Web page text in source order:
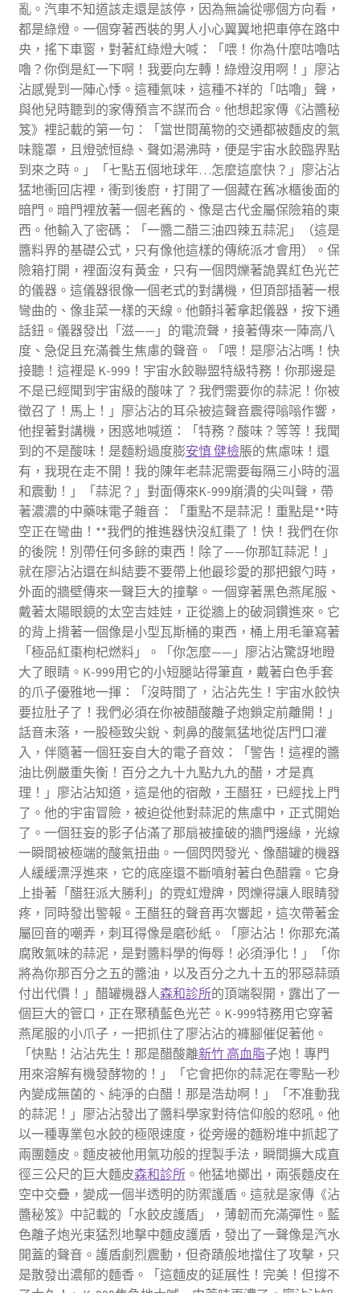
亂。汽車不知道該走還是該停，因為無論從哪個方向看，
都是綠燈。一個穿著西裝的男人小心翼翼地把車停在路中
央，搖下車窗，對著紅綠燈大喊：「喂！你為什麼咕嚕咕
嚕？你倒是紅一下啊！我要向左轉！綠燈沒用啊！」廖沾
沾感覺到一陣心悸。這種氣味，這種不祥的「咕嚕」聲，
與他兒時聽到的家傳預言不謀而合。他想起家傳《沾醬秘
笈》裡記載的第一句：「當世間萬物的交通都被麵皮的氣
味籠罩，且燈號恒綠、聲如湯沸時，便是宇宙水餃臨界點
到來之時。」「七點五個地球年…怎麼這麼快？」廖沾沾
猛地衝回店裡，衝到後廚，打開了一個藏在舊冰櫃後面的
暗門。暗門裡放著一個老舊的、像是古代金屬保險箱的東
西。他輸入了密碼：「一醬二醋三油四辣五蒜泥」（這是
醬料界的基礎公式，只有像他這樣的傳統派才會用）。保
險箱打開，裡面沒有黃金，只有一個閃爍著詭異紅色光芒
的儀器。這儀器很像一個老式的對講機，但頂部插著一根
彎曲的、像韭菜一樣的天線。他顫抖著拿起儀器，按下通
話鈕。儀器發出「滋——」的電流聲，接著傳來一陣高八
度、急促且充滿養生焦慮的聲音。「喂！是廖沾沾嗎！快
接聽！這裡是 K-999！宇宙水餃聯盟特級特務！你那邊是
不是已經聞到宇宙級的酸味了？我們需要你的蒜泥！你被
徵召了！馬上！」廖沾沾的耳朵被這聲音震得嗡嗡作響，
他捏著對講機，困惑地喊道：「特務？酸味？等等！我聞
到的不是酸味！是麵粉過度膨安慎 健檢脹的焦慮味！還
有，我現在走不開！我的陳年老蒜泥需要每隔三小時的溫
和震動！」「蒜泥？」對面傳來K-999崩潰的尖叫聲，帶
著濃濃的中藥味電子雜音：「重點不是蒜泥！重點是**時
空正在彎曲！**我們的推進器快沒紅棗了！快！我們在你
的後院！別帶任何多餘的東西！除了——你那缸蒜泥！」
就在廖沾沾還在糾結要不要帶上他最珍愛的那把銀勺時，
外面的牆壁傳來一聲巨大的撞擊。一個穿著黑色燕尾服、
戴著太陽眼鏡的太空吉娃娃，正從牆上的破洞鑽進來。它
的背上揹著一個像是小型瓦斯桶的東西，桶上用毛筆寫著
「極品紅棗枸杞燃料」。「你怎麼——」廖沾沾驚訝地瞪
大了眼睛。K-999用它的小短腿站得筆直，戴著白色手套
的爪子優雅地一揮：「沒時間了，沾沾先生！宇宙水餃快
要拉肚子了！我們必須在你被醋酸離子炮鎖定前離開！」
話音未落，一股極致尖銳、刺鼻的酸氣猛地從店門口灌
入，伴隨著一個狂妄自大的電子音效：「警告！這裡的醬
油比例嚴重失衡！百分之九十九點九九的醋，才是真
理！」廖沾沾知道，這是他的宿敵，王醋狂，已經找上門
了。他的宇宙冒險，被迫從他對蒜泥的焦慮中，正式開始
了。一個狂妄的影子佔滿了那扇被撞破的牆門邊緣，光線
一瞬間被極端的酸氣扭曲。一個閃閃發光、像醋罐的機器
人緩緩漂浮進來，它的底座還不斷噴射著白色醋霧。它身
上掛著「醋狂派大勝利」的霓虹燈牌，閃爍得讓人眼睛發
疼，同時發出警報。王醋狂的聲音再次響起，這次帶著金
屬回音的嘲弄，刺耳得像是磨砂紙。「廖沾沾！你那充滿
腐敗氣味的蒜泥，是對醬料學的侮辱！必須淨化！」「你
將為你那百分之五的醬油，以及百分之九十五的邪惡蒜頭
付出代價！」醋罐機器人森和診所的頂端裂開，露出了一
個巨大的管口，正在聚積藍色光芒。K-999特務用它穿著
燕尾服的小爪子，一把抓住了廖沾沾的褲腳催促著他。
「快點！沾沾先生！那是醋酸離新竹 高血脂子炮！專門
用來溶解有機發酵物的！」「它會把你的蒜泥在零點一秒
內變成無菌的、純淨的白醋！那是浩劫啊！」「不准動我
的蒜泥！」廖沾沾發出了醬料學家對待信仰般的怒吼。他
以一種專業包水餃的極限速度，從旁邊的麵粉堆中抓起了
兩團麵皮。麵皮被他用氣功般的捏製手法，瞬間擴大成直
徑三公尺的巨大麵皮森和診所。他猛地擲出，兩張麵皮在
空中交疊，變成一個半透明的防禦護盾。這就是家傳《沾
醬秘笈》中記載的「水餃皮護盾」，薄韌而充滿彈性。藍
色離子炮光束猛烈地擊中麵皮護盾，發出了一聲像是汽水
開蓋的聲音。護盾劇烈震動，但奇蹟般地擋住了攻擊，只
是散發出濃郁的麵香。「這麵皮的延展性！完美！但撐不